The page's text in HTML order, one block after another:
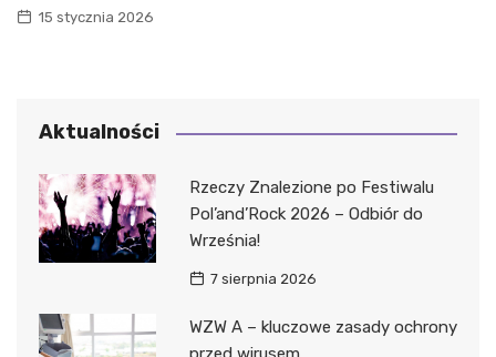
15 stycznia 2026
Aktualności
Rzeczy Znalezione po Festiwalu
Pol’and’Rock 2026 – Odbiór do
Września!
7 sierpnia 2026
WZW A – kluczowe zasady ochrony